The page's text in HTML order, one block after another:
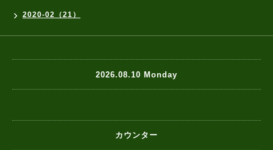
2020-02（21）
2026.08.10 Monday
カウンター